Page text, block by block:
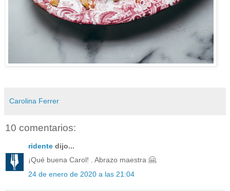
Carolina Ferrer
10 comentarios:
ridente dijo...
¡Qué buena Carol! . Abrazo maestra 🤗.
24 de enero de 2020 a las 21:04